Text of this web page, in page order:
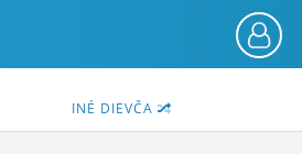
INÉ DIEVČA